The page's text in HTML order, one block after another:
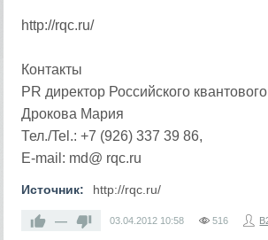
http://rqc.ru/
Контакты
PR директор Российского
Дрокова Мария
Тел./Tel.: +7 (926) 337 39 86,
E-mail: md@ rqc.ru
Источник: http://rqc.ru/
— 03.04.2012 10:58 516